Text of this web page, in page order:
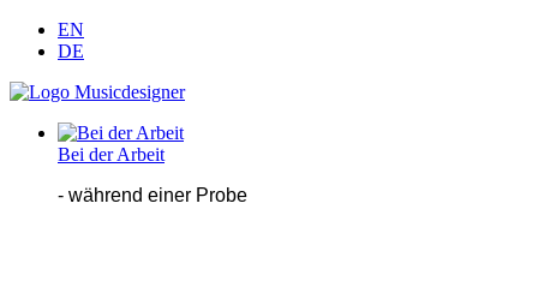
EN
DE
Bei der Arbeit
- während einer Probe